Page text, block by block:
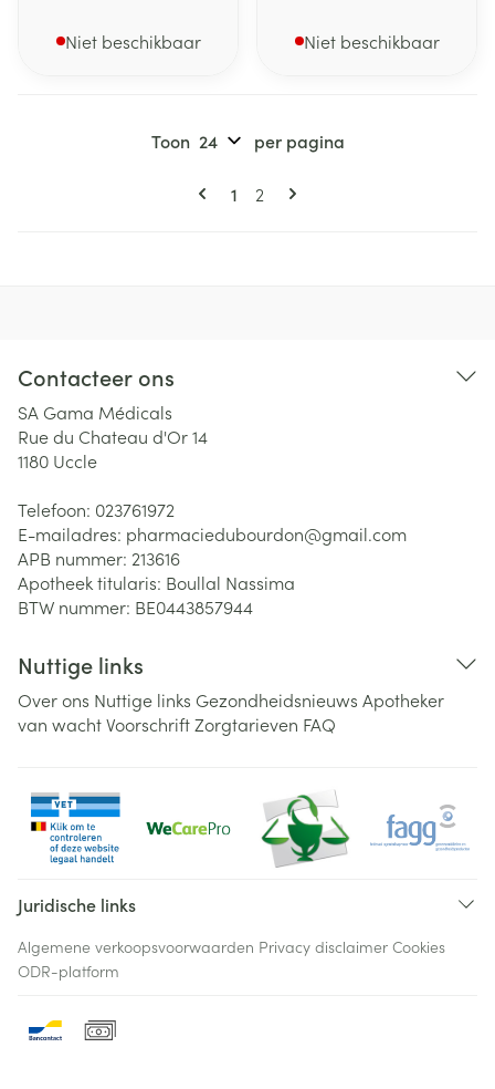
Niet beschikbaar Niet beschikbaar
Pagina's
U lees momenteel pagina
1 Pagina
2
Toon per pagina
Contacteer ons
SA Gama Médicals
Rue du Chateau d'Or 14
1180 Uccle
Telefoon: 023761972
E-mailadres: pharmaciedubourdon@gmail.com
APB nummer: 213616
Apotheek titularis: Boullal Nassima
BTW nummer: BE0443857944
Nuttige links
Over ons Nuttige links Gezondheidsnieuws Apotheker
van wachtVoorschriftZorgtarieven FAQ
Juridische links
Algemene verkoopsvoorwaarden Privacy disclaimer Cookies
ODR-platform